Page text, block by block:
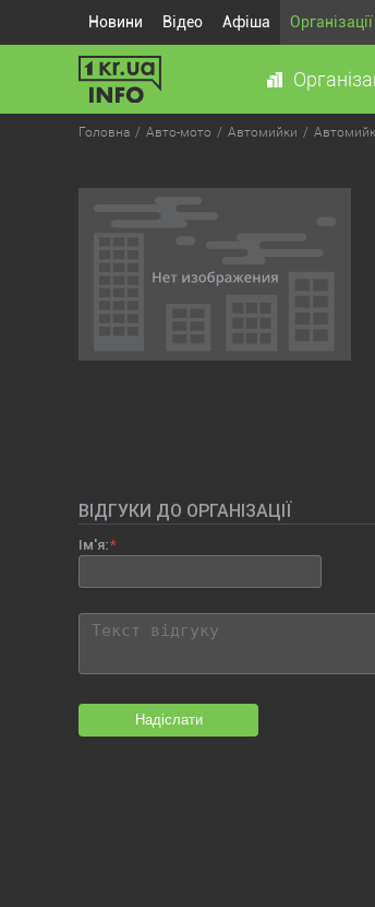
Новини Відео Афіша Організації
Головна Авто-мото Автомийки
ВІДГУКИ ДО ОРГАНІЗАЦІЇ
Ім'я:
Надіслати